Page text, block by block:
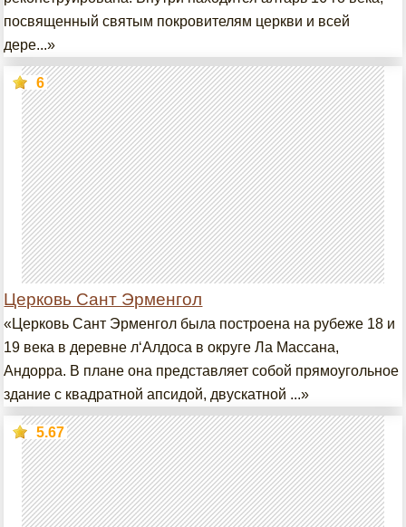
посвященный святым покровителям церкви и всей
дере...»
Церковь Сант Эрменгол
6
«Церковь Сант Эрменгол была построена на рубеже 18 и
19 века в деревне л‘Алдоса в округе Ла Массана,
Андорра. В плане она представляет собой прямоугольное
здание с квадратной апсидой, двускатной ...»
5.67